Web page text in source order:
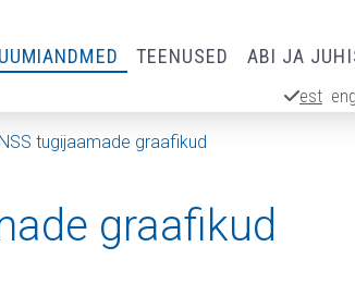
TEENUSED ABI JA
est eng
tugijaamade graafikud
graafikud